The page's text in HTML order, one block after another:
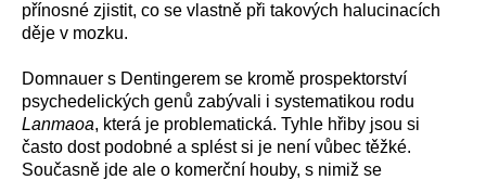
přínosné zjistit, co se vlastně při takových halucinacích
děje v mozku.
Domnauer s Dentingerem se kromě prospektorství
psychedelických genů zabývali i systematikou rodu
Lanmaoa, která je problematická. Tyhle hřiby jsou si
často dost podobné a splést si je není vůbec těžké.
Současně jde ale o komerční houby, s nimiž se